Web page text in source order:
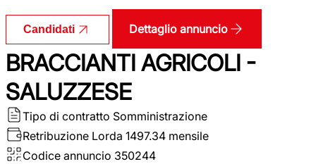
Candidati Dettaglio annuncio
BRACCIANTI AGRICOLI -
SALUZZESE
Tipo di contratto Somministrazione
Retribuzione Lorda 1497.34 mensile
Codice annuncio 350244